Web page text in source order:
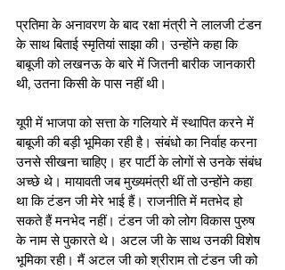
प्रतिमा के अनावरण के बाद रक्षा मंत्री ने लालजी टंडन
के साथ बिताई स्मृतियां साझा की। उन्होंने कहा कि
बाबूजी को लखनऊ के बारे में जितनी बारीक जानकारी
थी, उतना किसी के पास नहीं थी।
यूपी में भाजपा को सत्ता के गलियारे में स्थापित करने में
बाबूजी की बड़ी भूमिका रही है। संबंधो का निर्वाह करना
उनसे सीखना चाहिए। हर पार्टी के लोगों से उनके संबंध
अच्छे थे। मायावती जब मुख्यमंत्री थीं तो उन्होंने कहा
था कि टंडन जी मेरे भाई हैं। राजनीति में मतभेद हो
सकते हैं मनभेद नहीं। टंडन जी को लोग विकास पुरुष
के नाम से पुकारते थे। अटल जी के साथ उनकी विशेष
भूमिका रही। मैं अटल जी को श्रीराम तो टंडन जी को